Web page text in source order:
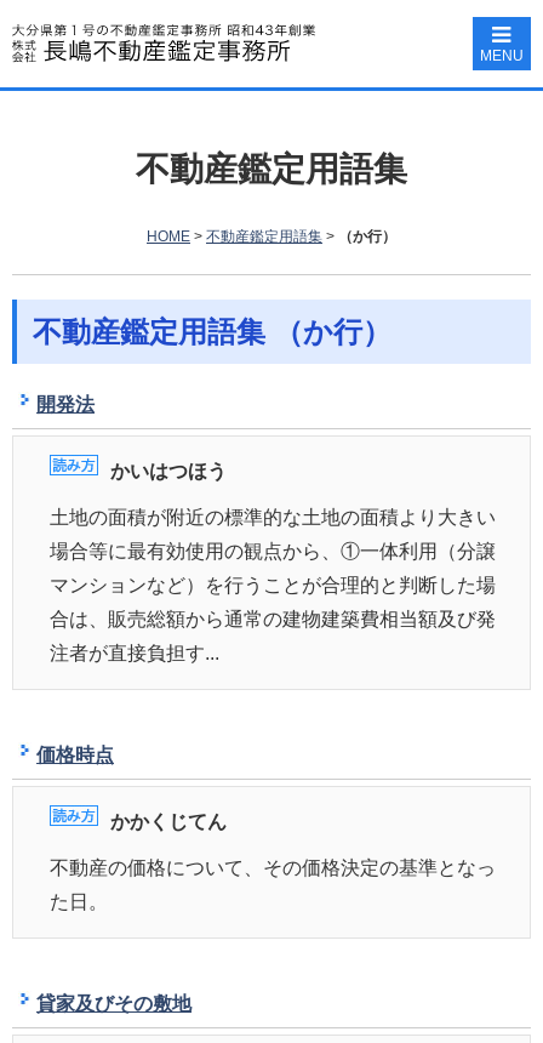
MENU
不動産鑑定用語集
HOME > 不動産鑑定用語集 > （か行）
不動産鑑定用語集 （か行）
開発法
かいはつほう
土地の面積が附近の標準的な土地の面積より大きい
場合等に最有効使用の観点から、①一体利用（分譲
マンションなど）を行うことが合理的と判断した場
合は、販売総額から通常の建物建築費相当額及び発
注者が直接負担す...
価格時点
かかくじてん
不動産の価格について、その価格決定の基準となっ
た日。
貸家及びその敷地